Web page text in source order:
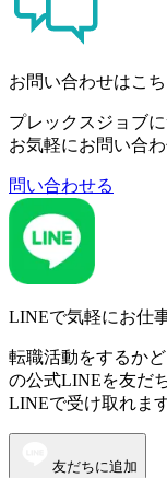
お問い合わせはこ
プレックスジョブ
お気軽にお問い合わ
問い合わせる
LINEで気軽にお仕
転職活動をするか
の公式LINEを友だ
LINEで受け取れます
友だちに追加